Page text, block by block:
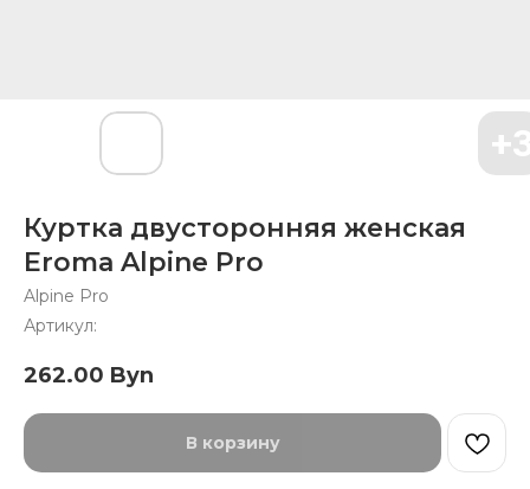
Куртка двусторонняя женская
Eroma Alpine Pro
Alpine Pro
Артикул:
262.00 Byn
В корзину